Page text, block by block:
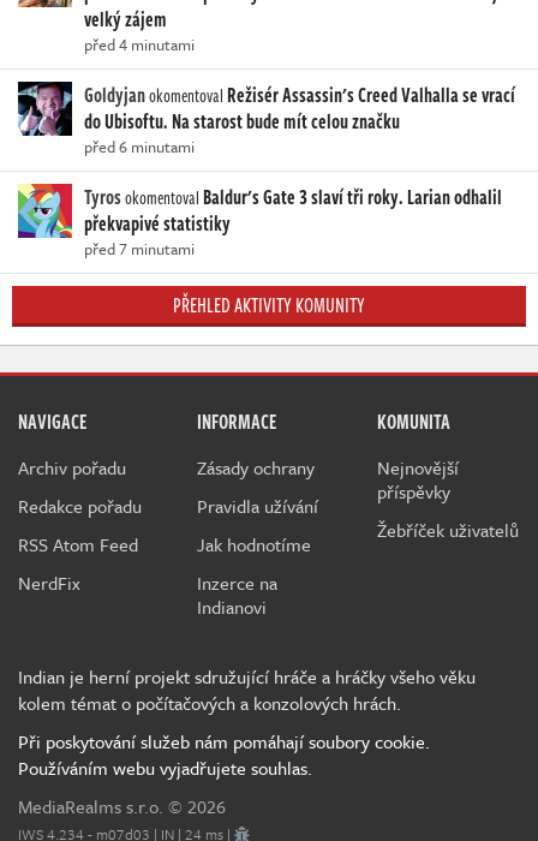
velký zájem
před 4 minutami
Goldyjanokomentoval Režisér Assassin's Creed Valhalla se vrací
do Ubisoftu. Na starost bude mít celou značku
před 6 minutami
Tyrosokomentoval Baldur's Gate 3 slaví tři roky. Larian odhalil
překvapivé statistiky
před 7 minutami
PŘEHLED AKTIVITY KOMUNITY
NAVIGACE
Archiv pořadu
Redakce pořadu
RSS Atom Feed
NerdFix
INFORMACE
Zásady ochrany
Pravidla užívání
Jak hodnotíme
Inzerce na
Indianovi
KOMUNITA
Nejnovější
příspěvky
Žebříček uživatelů
Indian je herní projekt sdružující hráče a hráčky všeho věku
kolem témat o počítačových a konzolových hrách.
Při poskytování služeb nám pomáhají soubory cookie.
Používáním webu vyjadřujete souhlas.
MediaRealms s.r.o. © 2026
IWS 4.234 - m07d03 | IN | 24 ms |